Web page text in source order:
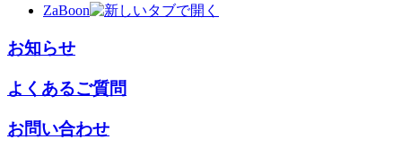
ZaBoon
お知らせ
よくあるご質問
お問い合わせ